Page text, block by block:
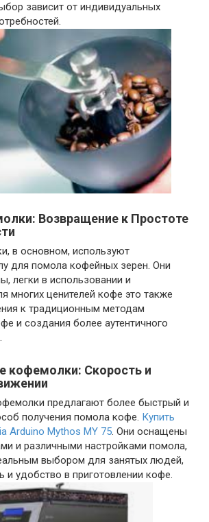
зависит от индивидуальных
Возвращение к Простоте
в основном, используют
для помола кофейных зерен. Они
легки в использовании и
многих ценителей кофе это также
к традиционным методам
и создания более аутентичного
кофемолки: Скорость и
предлагают более быстрый и
получения помола кофе. Купить
Arduino Mythos MY 75. Они оснащены
и различными настройками помола,
выбором для занятых людей,
и удобство в приготовлении кофе.